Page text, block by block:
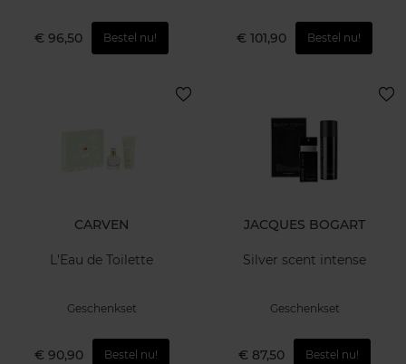
€ 96,50 Bestel nu! € 101,90 Bestel nu!
CARVEN
L'Eau de Toilette
Geschenkset
€ 90,90 Bestel nu!
JACQUES BOGART
Silver scent intense
Geschenkset
€ 87,50 Bestel nu!